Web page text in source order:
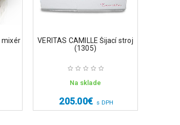
mixér
VERITAS CAMILLE Šijací stroj
(1305)
Na sklade
205.00€ s DPH